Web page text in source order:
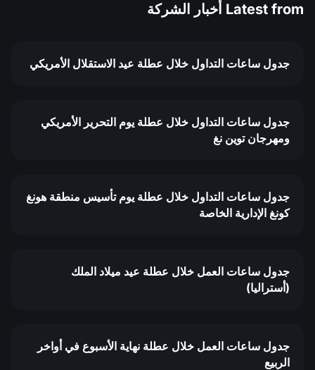
Latest from أخبار الشركة
جدول ساعات التداول خلال عطلة عيد الاستقلال الأمريكي
جدول ساعات التداول خلال عطلة يوم التحرير الأمريكي
ومهرجان توين نغ
جدول ساعات التداول خلال عطلة يوم تأسيس منطقة هونغ
كونغ الإدارية الخاصة
جدول ساعات العمل خلال عطلة عيد ميلاد الملك
(أستراليا)
جدول ساعات العمل خلال عطلة نهاية الأسبوع في أواخر
الربيع